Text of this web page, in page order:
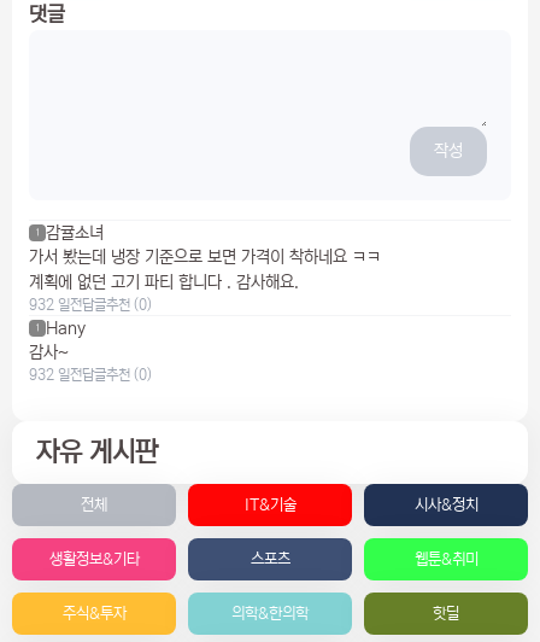
댓글
작성
1
감귤소녀
가서 봤는데 냉장 기준으로 보면 가격이 착하네요 ㅋㅋ
계획에 없던 고기 파티 합니다 . 감사해요.
932 일전답글추천 (0)
1
Hany
감사~
932 일전답글추천 (0)
자유 게시판
전체 IT&기술 시사&정치
생활정보&기타 스포츠 웹툰&취미
주식&투자 의학&한의학 핫딜